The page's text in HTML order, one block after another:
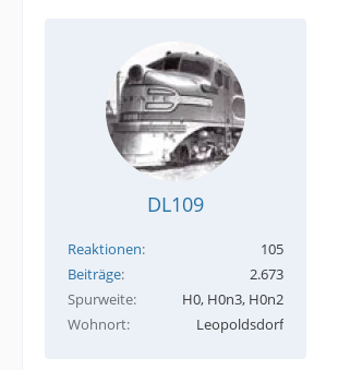
DL109
Reaktionen
105
Beiträge
2.673
Spurweite
H0, H0n3, H0n2
Wohnort
Leopoldsdorf